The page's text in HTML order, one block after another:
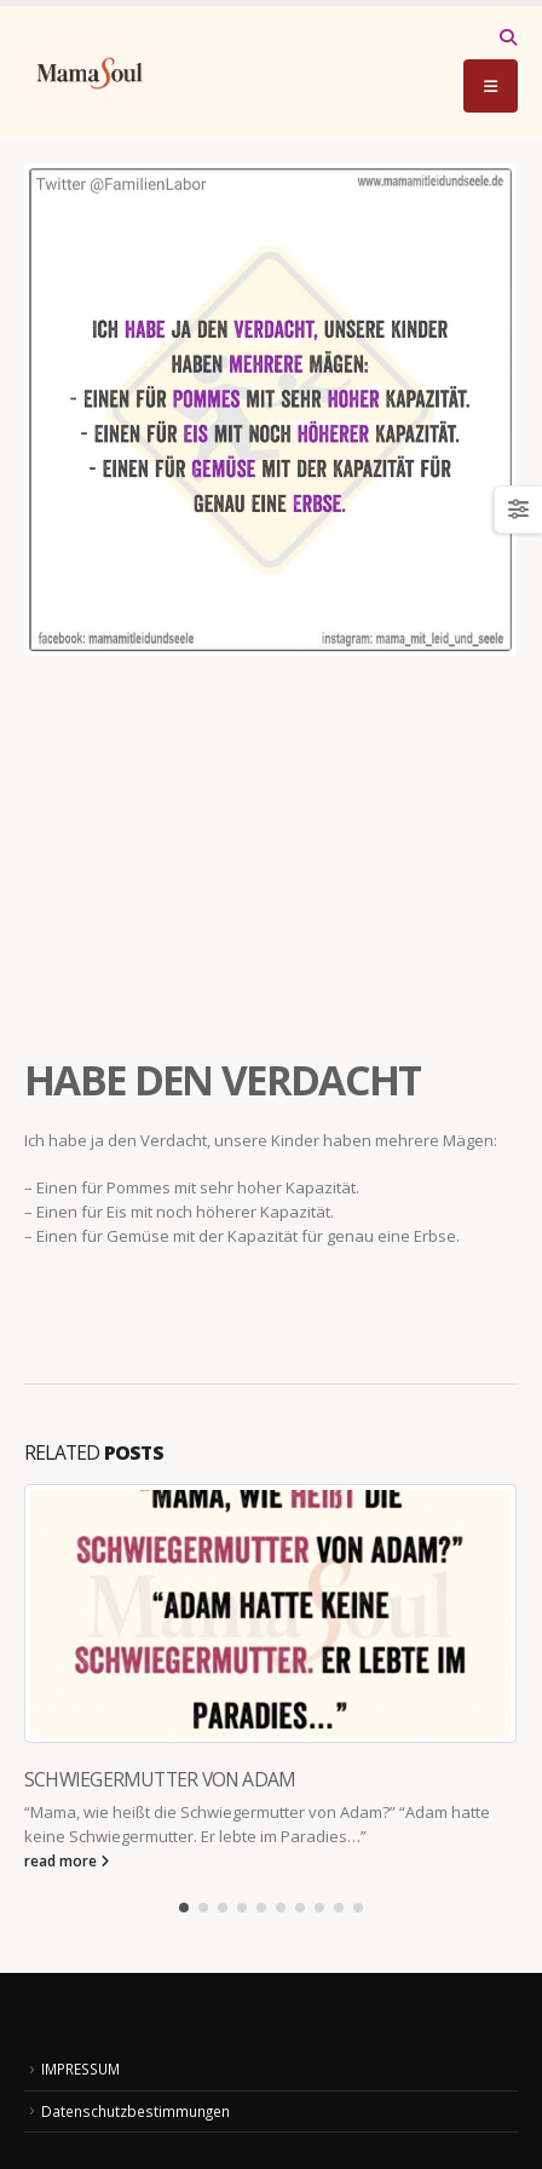
HABE DEN VERDACHT
Ich habe ja den Verdacht, unsere Kinder haben mehrere Mägen:
– Einen für Pommes mit sehr hoher Kapazität.
– Einen für Eis mit noch höherer Kapazität.
– Einen für Gemüse mit der Kapazität für genau eine Erbse.
RELATED POSTS
SCHWIEGERMUTTER VON ADAM
“Mama, wie heißt die Schwiegermutter von Adam?” “Adam hatte
keine Schwiegermutter. Er lebte im Paradies…”
read more
IMPRESSUM
Datenschutzbestimmungen